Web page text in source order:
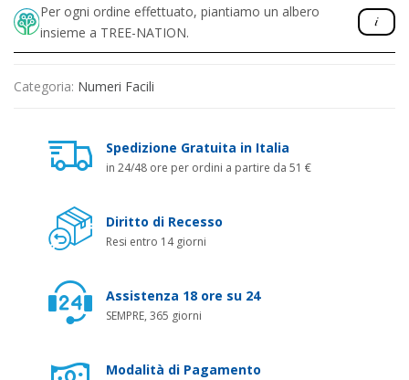
Per ogni ordine effettuato, piantiamo un albero
insieme a TREE-NATION.
Categoria: Numeri Facili
Spedizione Gratuita in Italia
in 24/48 ore per ordini a partire da 51 €
Diritto di Recesso
Resi entro 14 giorni
Assistenza 18 ore su 24
SEMPRE, 365 giorni
Modalità di Pagamento